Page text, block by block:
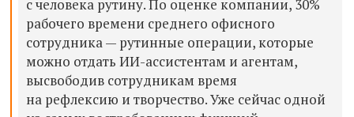
с человека рутину. По оценке компании, 30%
рабочего времени среднего офисного
сотрудника — рутинные операции, которые
можно отдать ИИ-ассистентам и агентам,
высвободив сотрудникам время
на рефлексию и творчество. Уже сейчас одной